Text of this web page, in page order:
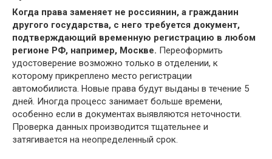
Когда права заменяет не россиянин, а гражданин
другого государства, с него требуется документ,
подтверждающий временную регистрацию в любом
регионе РФ, например, Москве. Переоформить
удостоверение возможно только в отделении, к
которому прикреплено место регистрации
автомобилиста. Новые права будут выданы в течение 5
дней. Иногда процесс занимает больше времени,
особенно если в документах выявляются неточности.
Проверка данных производится тщательнее и
затягивается на неопределенный срок.